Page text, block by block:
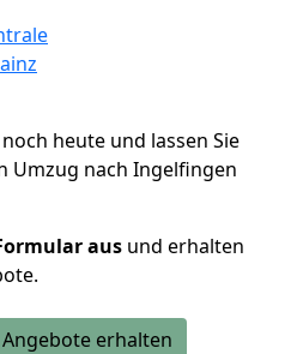
heute und lassen Sie
Umzug nach Ingelfingen
aus und erhalten
erhalten